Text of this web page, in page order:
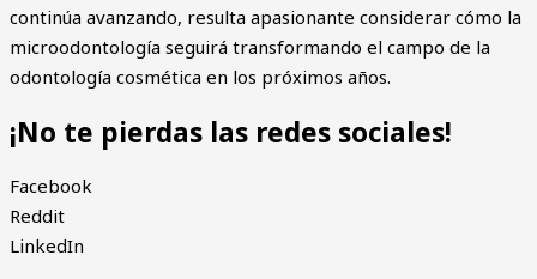
continúa avanzando, resulta apasionante considerar cómo la
microodontología seguirá transformando el campo de la
odontología cosmética en los próximos años.
¡No te pierdas las redes sociales!
Facebook
Reddit
LinkedIn